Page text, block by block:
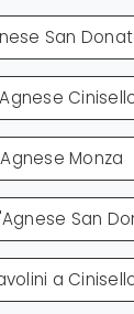
San
Monza
San
a